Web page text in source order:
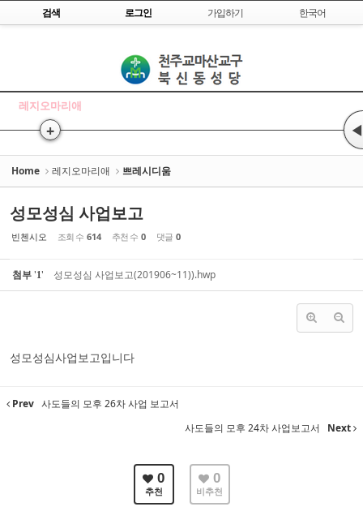
Skip to content
검색 로그인 가입하기 한국어
레지오마리애
+ ◀
Home 레지오마리애 쁘레시디움
성모성심 사업보고
빈첸시오 조회 수 614 추천 수 0 댓글 0
첨부'1' 성모성심 사업보고(201906~11)).hwp
성모성심사업보고입니다
Prev 사도들의 모후 26차 사업 보고서
사도들의 모후 24차 사업보고서
Next
0
추천
0
비추천
Sketchbook5, 스케치북5
Sketchbook5, 스케치북5